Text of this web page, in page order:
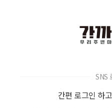
SNS
간편 로그인 하